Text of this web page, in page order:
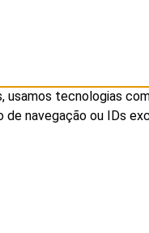
usamos tecnologias
navegação ou IDs